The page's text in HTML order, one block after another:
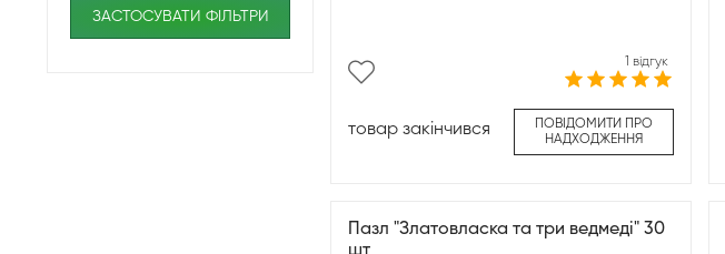
ЗАСТОСУВАТИ ФІЛЬТРИ
1 відгук
товар закінчився
ПОВІДОМИТИ ПРО
НАДХОДЖЕННЯ
Пазл "Златовласка та три ведмеді" 30